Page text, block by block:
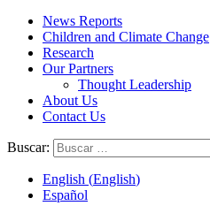
News Reports
Children and Climate Change
Research
Our Partners
Thought Leadership
About Us
Contact Us
Buscar:
English (English)
Español